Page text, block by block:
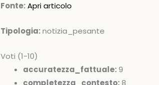
Fonte:Apri articolo
Tipologia:notizia_pesante
Voti (1-10)
accuratezza_fattuale:9
completezza_contesto:8